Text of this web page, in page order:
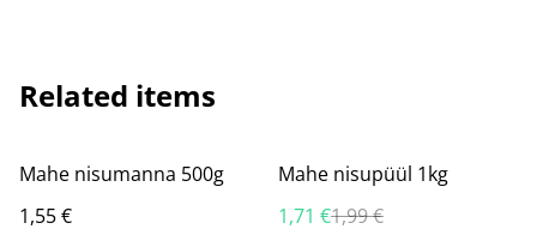
Related items
Mahe nisumanna 500g
1,55 €
%
Mahe nisupüül 1kg
1,71 €1,99 €